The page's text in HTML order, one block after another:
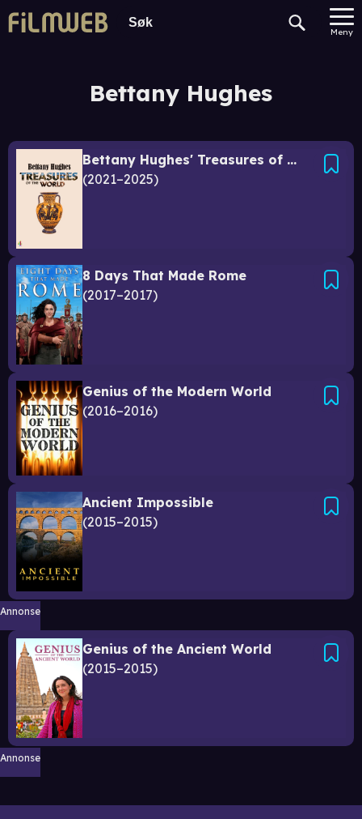
Meny
Bettany Hughes
Bettany Hughes' Treasures of the World
2021–2025
8 Days That Made Rome
2017–2017
Genius of the Modern World
2016–2016
Ancient Impossible
2015–2015
Annonse
Genius of the Ancient World
2015–2015
Annonse